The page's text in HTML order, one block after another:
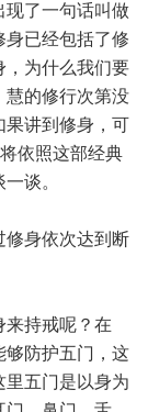
现了一句话叫做
身已经包括了修
，为什么我们要
慧的修行次第没
果讲到修身，可
依照这部经典
谈。
修身依次达到断
来持戒呢？在
够防护五门，这
里五门是以身为